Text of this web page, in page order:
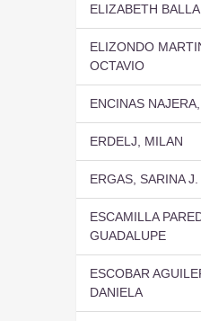
ELIZABETH
ELIZONDO
OCTAVIO
ENCINAS
ERDELJ, MILAN
ERGAS, SARINA J.
ESCAMILLA
GUADALUPE
ESCOBAR
DANIELA